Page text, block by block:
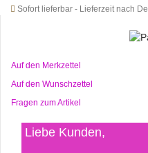
Sofort lieferbar - Lieferzeit nach
Auf den Merkzettel
Auf den Wunschzettel
Fragen zum Artikel
Liebe Kunden,